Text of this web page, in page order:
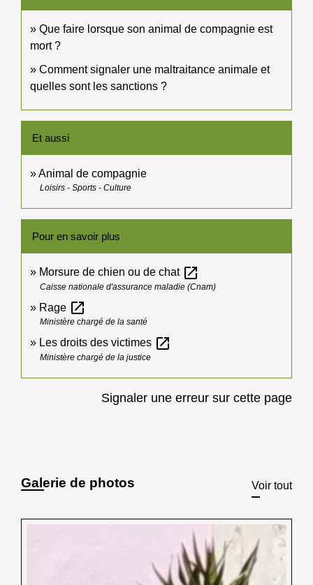
Que faire lorsque son animal de compagnie est
mort ?
Comment signaler une maltraitance animale et
quelles sont les sanctions ?
Et aussi
Animal de compagnie
Loisirs - Sports - Culture
Pour en savoir plus
Morsure de chien ou de chat open_in_new
Caisse nationale d'assurance maladie (Cnam)
Rage open_in_new
Ministère chargé de la santé
Les droits des victimes open_in_new
Ministère chargé de la justice
Signaler une erreur sur cette page
Galerie de photos Voir tout